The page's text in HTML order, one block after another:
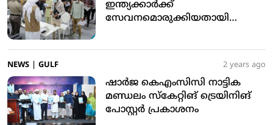
ഇന്ത്യക്കാര്‍ക്ക്
സേവനമൊരുക്കിയതായി
NEWS GULF 2 years ago
ഷാര്‍ജ കെഎംസിസി നാട്ടിക
മണ്ഡലം സ്‌കേറ്റിങ് ട്രെയിനിങ്
പോസ്റ്റര്‍ പ്രകാശനം